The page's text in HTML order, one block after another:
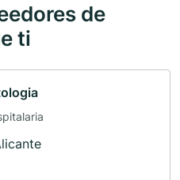
de
ti